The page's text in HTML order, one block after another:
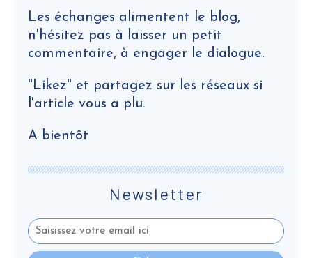
Newsletter
Les échanges alimentent le blog,
n'hésitez pas à laisser un petit
commentaire, à engager le dialogue.
"Likez" et partagez sur les réseaux si
l'article vous a plu.
A bientôt